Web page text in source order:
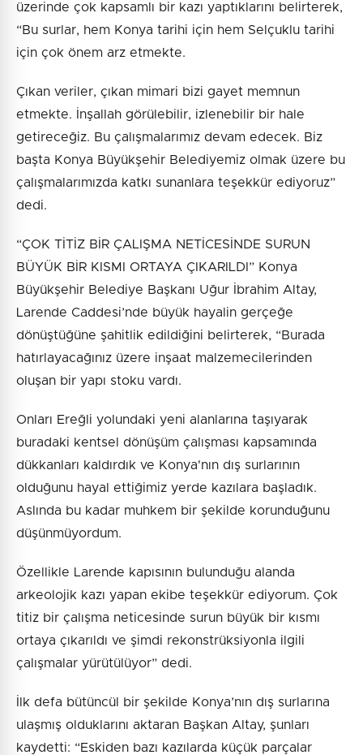
üzerinde çok kapsamlı bir kazı yaptıklarını belirterek,
“Bu surlar, hem Konya tarihi için hem Selçuklu tarihi
için çok önem arz etmekte.
Çıkan veriler, çıkan mimari bizi gayet memnun
etmekte. İnşallah görülebilir, izlenebilir bir hale
getireceğiz. Bu çalışmalarımız devam edecek. Biz
başta Konya Büyükşehir Belediyemiz olmak üzere bu
çalışmalarımızda katkı sunanlara teşekkür ediyoruz”
dedi.
“ÇOK TİTİZ BİR ÇALIŞMA NETİCESİNDE SURUN
BÜYÜK BİR KISMI ORTAYA ÇIKARILDI” Konya
Büyükşehir Belediye Başkanı Uğur İbrahim Altay,
Larende Caddesi’nde büyük hayalin gerçeğe
dönüştüğüne şahitlik edildiğini belirterek, “Burada
hatırlayacağınız üzere inşaat malzemecilerinden
oluşan bir yapı stoku vardı.
Onları Ereğli yolundaki yeni alanlarına taşıyarak
buradaki kentsel dönüşüm çalışması kapsamında
dükkanları kaldırdık ve Konya'nın dış surlarının
olduğunu hayal ettiğimiz yerde kazılara başladık.
Aslında bu kadar muhkem bir şekilde korunduğunu
düşünmüyordum.
Özellikle Larende kapısının bulunduğu alanda
arkeolojik kazı yapan ekibe teşekkür ediyorum. Çok
titiz bir çalışma neticesinde surun büyük bir kısmı
ortaya çıkarıldı ve şimdi rekonstrüksiyonla ilgili
çalışmalar yürütülüyor” dedi.
İlk defa bütüncül bir şekilde Konya’nın dış surlarına
ulaşmış olduklarını aktaran Başkan Altay, şunları
kaydetti: “Eskiden bazı kazılarda küçük parçalar